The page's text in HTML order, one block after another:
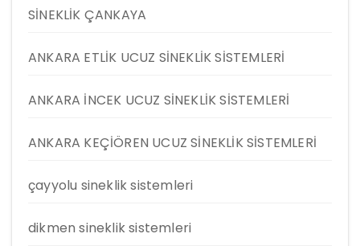
SİNEKLİK ÇANKAYA
ANKARA ETLİK UCUZ SİNEKLİK SİSTEMLERİ
ANKARA İNCEK UCUZ SİNEKLİK SİSTEMLERİ
ANKARA KEÇİÖREN UCUZ SİNEKLİK SİSTEMLERİ
çayyolu sineklik sistemleri
dikmen sineklik sistemleri